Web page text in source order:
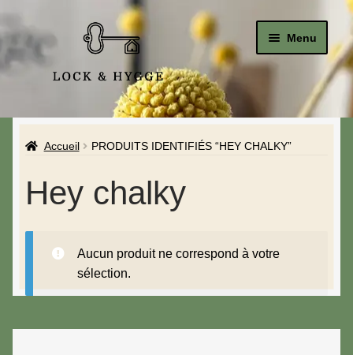
Menu
Le Studio
La Boutique
A propos de moi
Mon compte
Accueil PRODUITS IDENTIFIÉS “HEY CHALKY”
Hey chalky
Aucun produit ne correspond à votre
sélection.